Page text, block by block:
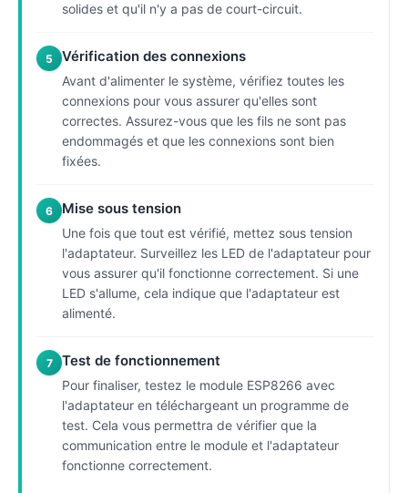
solides et qu'il n'y a pas de court-circuit.
5 Vérification des connexions
Avant d'alimenter le système, vérifiez toutes les
connexions pour vous assurer qu'elles sont
correctes. Assurez-vous que les fils ne sont pas
endommagés et que les connexions sont bien
fixées.
6 Mise sous tension
Une fois que tout est vérifié, mettez sous tension
l'adaptateur. Surveillez les LED de l'adaptateur pour
vous assurer qu'il fonctionne correctement. Si une
LED s'allume, cela indique que l'adaptateur est
alimenté.
7 Test de fonctionnement
Pour finaliser, testez le module ESP8266 avec
l'adaptateur en téléchargeant un programme de
test. Cela vous permettra de vérifier que la
communication entre le module et l'adaptateur
fonctionne correctement.